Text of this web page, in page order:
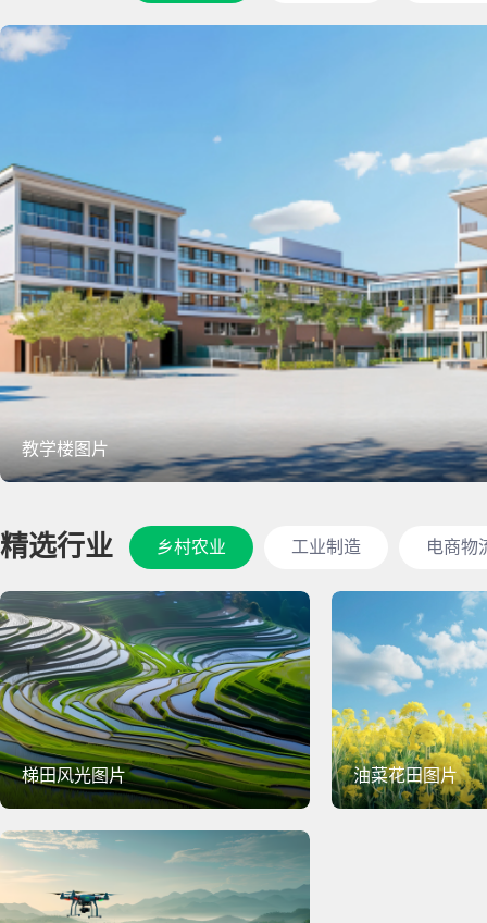
教学楼图片
精选行业 乡村农业 工业制造 电商物
梯田风光图片 油菜花田图片